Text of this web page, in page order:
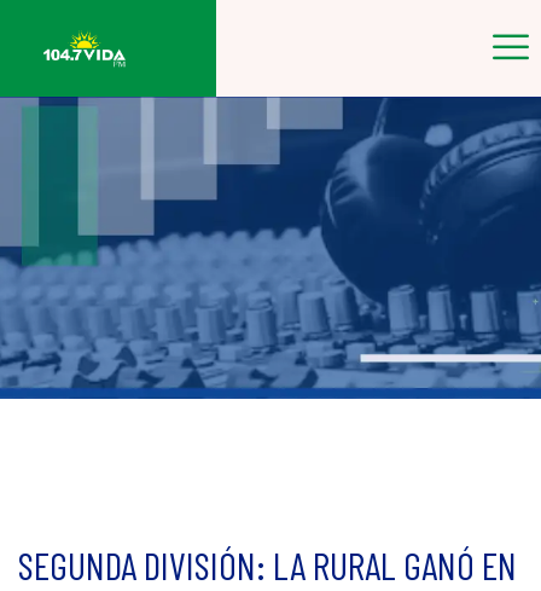
SEGUNDA DIVISIÓN: LA RURAL GANÓ EN